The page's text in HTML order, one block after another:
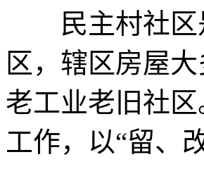
民主村社区
区，辖区房屋
老工业老旧社
工作，以“留、